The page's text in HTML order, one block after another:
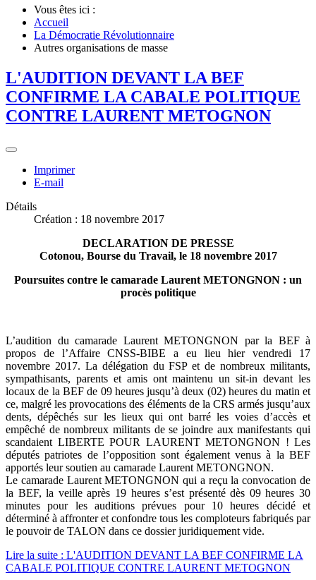
Vous êtes ici :
Accueil
La Démocratie Révolutionnaire
Autres organisations de masse
L'AUDITION DEVANT LA BEF
CONFIRME LA CABALE POLITIQUE
CONTRE LAURENT METOGNON
Imprimer
E-mail
Détails
Création : 18 novembre 2017
DECLARATION DE PRESSE
Cotonou, Bourse du Travail, le 18 novembre 2017
Poursuites contre le camarade Laurent METONGNON : un
procès politique
L’audition du camarade Laurent METONGNON par la BEF à
propos de l’Affaire CNSS-BIBE a eu lieu hier vendredi 17
novembre 2017. La délégation du FSP et de nombreux militants,
sympathisants, parents et amis ont maintenu un sit-in devant les
locaux de la BEF de 09 heures jusqu’à deux (02) heures du matin et
ce, malgré les provocations des éléments de la CRS armés jusqu’aux
dents, dépêchés sur les lieux qui ont barré les voies d’accès et
empêché de nombreux militants de se joindre aux manifestants qui
scandaient LIBERTE POUR LAURENT METONGNON ! Les
députés patriotes de l’opposition sont également venus à la BEF
apportés leur soutien au camarade Laurent METONGNON.
Le camarade Laurent METONGNON qui a reçu la convocation de
la BEF, la veille après 19 heures s’est présenté dès 09 heures 30
minutes pour les auditions prévues pour 10 heures décidé et
déterminé à affronter et confondre tous les comploteurs fabriqués par
le pouvoir de TALON dans ce dossier juridiquement vide.
Lire la suite : L'AUDITION DEVANT LA BEF CONFIRME LA
CABALE POLITIQUE CONTRE LAURENT METOGNON